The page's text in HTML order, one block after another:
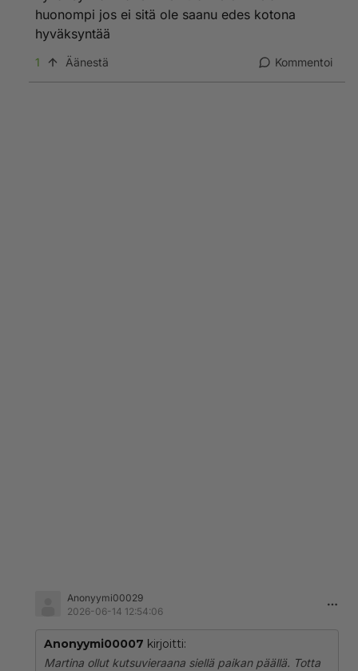
huonompi jos ei sitä ole saanu edes kotona
hyväksyntää
1 Äänestä Kommentoi
Anonyymi00029
2026-06-14 12:54:06
Anonyymi00007 kirjoitti:
Martina ollut kutsuvieraana siellä paikan päällä. Totta